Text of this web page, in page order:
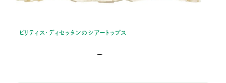
ビリティス・ディセッタンのシアートップス